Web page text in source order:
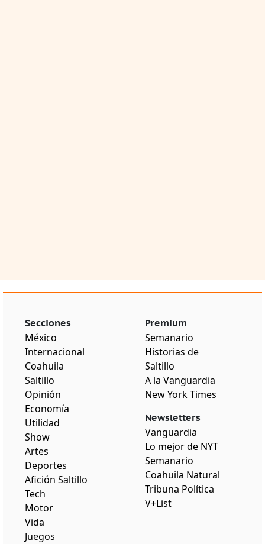
Secciones
México
Internacional
Coahuila
Saltillo
Opinión
Economía
Utilidad
Show
Artes
Deportes
Afición Saltillo
Tech
Motor
Vida
Juegos
Premium
Semanario
Historias de
Saltillo
A la Vanguardia
New York Times
Newsletters
Vanguardia
Lo mejor de NYT
Semanario
Coahuila Natural
Tribuna Política
V+List